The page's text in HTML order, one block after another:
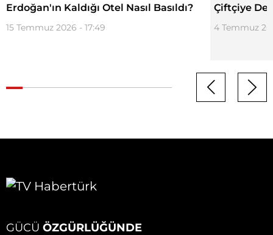
Erdoğan'ın Kaldığı Otel Nasıl Basıldı?
15 Temmuz 2026 - 17:49
Çiftçiye
4 Temmuz
GÜCÜ ÖZGÜRLÜĞÜNDE